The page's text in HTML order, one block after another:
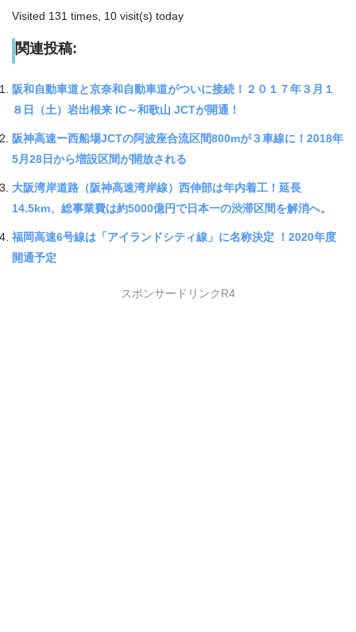
Visited 131 times, 10 visit(s) today
関連投稿:
阪和自動車道と京奈和自動車道がついに接続！２０１７年３月１
８日（土）岩出根来 IC～和歌山 JCTが開通！
阪神高速ー西船場JCTの阿波座合流区間800mが３車線に！2018年
5月28日から増設区間が開放される
大阪湾岸道路（阪神高速湾岸線）西伸部は年内着工！延長
14.5km、総事業費は約5000億円で日本一の渋滞区間を解消へ。
福岡高速6号線は「アイランドシティ線」に名称決定 ！2020年度
開通予定
スポンサードリンクR4